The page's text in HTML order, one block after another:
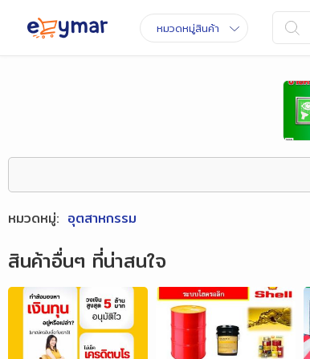
หมวดหมู่สินค้า
หมวดหมู่: อุตสาหกรรม
สินค้าอื่นๆ ที่น่าสนใจ